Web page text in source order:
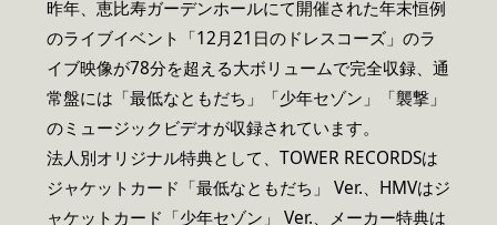
昨年、恵比寿ガーデンホールにて開催された年末恒例
のライブイベント「12月21日のドレスコーズ」のラ
イブ映像が78分を超える大ボリュームで完全収録、通
常盤には「最低なともだち」「少年セゾン」「襲撃」
のミュージックビデオが収録されています。
法人別オリジナル特典として、TOWER RECORDSは
ジャケットカード「最低なともだち」 Ver.、HMVはジ
ャケットカード「少年セゾン」 Ver.、メーカー特典は